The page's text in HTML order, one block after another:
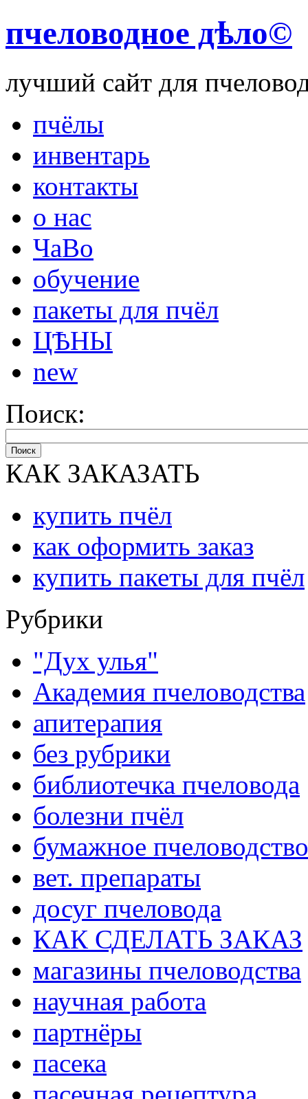
пчеловодное дѣло©
лучший сайт для
пчёлы
инвентарь
контакты
о нас
ЧаВо
обучение
пакеты для пчёл
ЦѢНЫ
new
Поиск:
Поиск
КАК ЗАКАЗАТЬ
купить пчёл
как оформить заказ
купить пакеты для пчёл
Рубрики
"Дух улья"
Академия пчеловодства
апитерапия
без рубрики
библиотечка пчеловода
болезни пчёл
бумажное пчеловодство
вет. препараты
досуг пчеловода
КАК СДЕЛАТЬ ЗАКАЗ
магазины пчеловодства
научная работа
партнёры
пасека